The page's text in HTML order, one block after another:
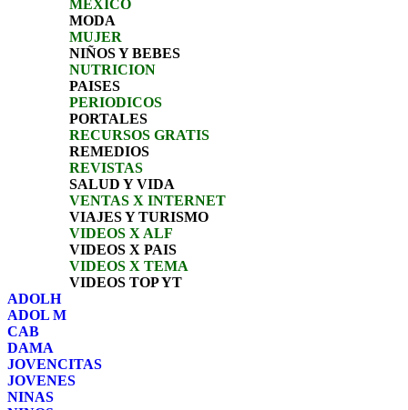
MEXICO
MODA
MUJER
NIÑOS Y BEBES
NUTRICION
PAISES
PERIODICOS
PORTALES
RECURSOS GRATIS
REMEDIOS
REVISTAS
SALUD Y VIDA
VENTAS X INTERNET
VIAJES Y TURISMO
VIDEOS X ALF
VIDEOS X PAIS
VIDEOS X TEMA
VIDEOS TOP YT
ADOLH
ADOL M
CAB
DAMA
JOVENCITAS
JOVENES
NINAS